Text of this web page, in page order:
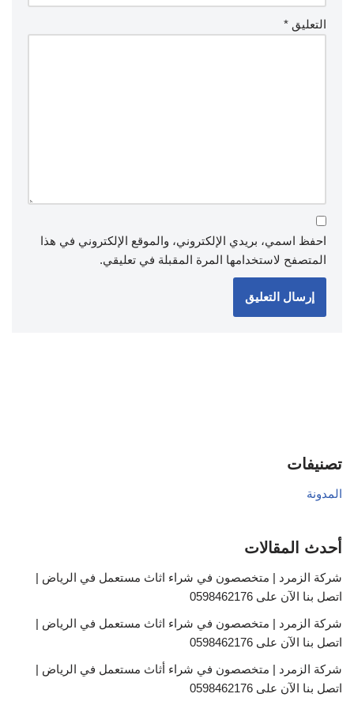
التعليق *
احفظ اسمي، بريدي الإلكتروني، والموقع الإلكتروني في هذا
المتصفح لاستخدامها المرة المقبلة في تعليقي.
تصنيفات
المدونة
أحدث المقالات
شركة الزمرد | متخصصون في شراء اثاث مستعمل في الرياض |
اتصل بنا الآن على 0598462176
شركة الزمرد | متخصصون في شراء اثاث مستعمل في الرياض |
اتصل بنا الآن على 0598462176
شركة الزمرد | متخصصون في شراء أثاث مستعمل في الرياض |
اتصل بنا الآن على 0598462176